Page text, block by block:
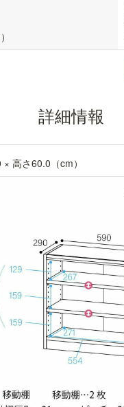
とで、全
した。※
1段
一枚当
詳細情報
高さ60.0（cm）